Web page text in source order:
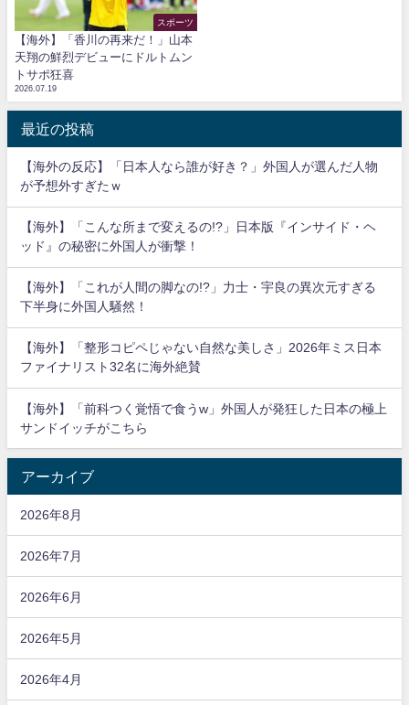
スポーツ
【海外】「香川の再来だ！」山本
天翔の鮮烈デビューにドルトムン
トサポ狂喜
2026.07.19
最近の投稿
【海外の反応】「日本人なら誰が好き？」外国人が選んだ人物
が予想外すぎたｗ
【海外】「こんな所まで変えるの!?」日本版『インサイド・ヘ
ッド』の秘密に外国人が衝撃！
【海外】「これが人間の脚なの!?」力士・宇良の異次元すぎる
下半身に外国人騒然！
【海外】「整形コピペじゃない自然な美しさ」2026年ミス日本
ファイナリスト32名に海外絶賛
【海外】「前科つく覚悟で食うw」外国人が発狂した日本の極上
サンドイッチがこちら
アーカイブ
2026年8月
2026年7月
2026年6月
2026年5月
2026年4月